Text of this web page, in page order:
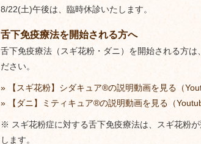
8/22(土)午後は、臨時休診いたします。
舌下免疫療法を開始される方へ
舌下免疫療法（スギ花粉・ダニ）を開始される方は
ださい。
» 【スギ花粉】シダキュア®の説明動画を見る（
» 【ダニ】ミティキュア®の説明動画を見る（
※ スギ花粉症に対する舌下免疫療法は、スギ花粉
します。